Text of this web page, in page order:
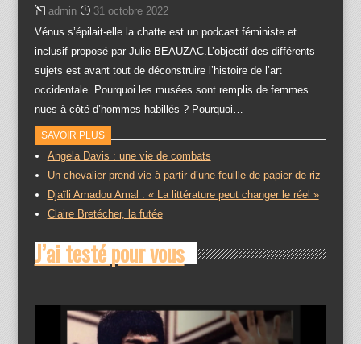
admin
31 octobre 2022
Vénus s’épilait-elle la chatte est un podcast féministe et
inclusif proposé par Julie BEAUZAC.L’objectif des différents
sujets est avant tout de déconstruire l’histoire de l’art
occidentale. Pourquoi les musées sont remplis de femmes
nues à côté d’hommes habillés ? Pourquoi…
SAVOIR PLUS
Angela Davis : une vie de combats
Un chevalier prend vie à partir d’une feuille de papier de riz
Djaïli Amadou Amal : « La littérature peut changer le réel »
Claire Bretécher, la futée
J’ai testé pour vous